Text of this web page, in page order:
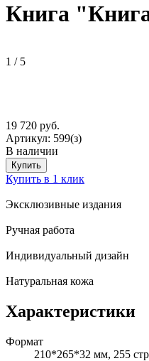
Книга
1 / 5
19 720 руб.
Артикул: 599(з)
В наличии
Купить
Купить в 1 клик
Эксклюзивные издания
Ручная работа
Индивидуальный дизайн
Натуральная кожа
Характеристики
Формат
210*265*32 мм, 255